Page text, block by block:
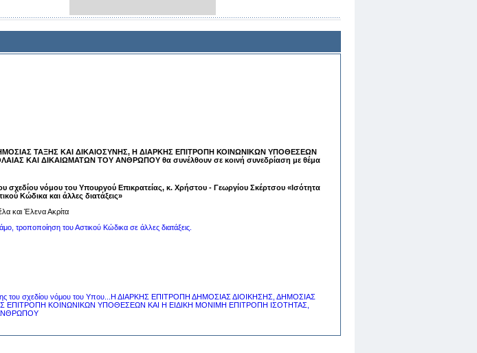
ΤΑΞΗΣ ΚΑΙ ΔΙΚΑΙΟΣΥΝΗΣ, Η ΔΙΑΡΚΗΣ ΕΠΙΤΡΟΠΗ ΚΟΙΝΩΝΙΚΩΝ ΥΠΟΘΕΣΕΩΝ
ΚΑΙ ΔΙΚΑΙΩΜΑΤΩΝ ΤΟΥ ΑΝΘΡΩΠΟΥ θα συνέλθουν σε κοινή συνεδρίαση με θέμα
σχεδίου νόμου του Υπουργού Επικρατείας, κ. Χρήστου - Γεωργίου Σκέρτσου «Ισότητα
Κώδικα και άλλες διατάξεις»
και Έλενα Ακρίτα
τροποποίηση του Αστικού Κώδικα σε άλλες διατάξεις.
του σχεδίου νόμου του Υπου...Η ΔΙΑΡΚΗΣ ΕΠΙΤΡΟΠΗ ΔΗΜΟΣΙΑΣ ΔΙΟΙΚΗΣΗΣ, ΔΗΜΟΣΙΑΣ
ΕΠΙΤΡΟΠΗ ΚΟΙΝΩΝΙΚΩΝ ΥΠΟΘΕΣΕΩΝ ΚΑΙ Η ΕΙΔΙΚΗ ΜΟΝΙΜΗ ΕΠΙΤΡΟΠΗ ΙΣΟΤΗΤΑΣ,